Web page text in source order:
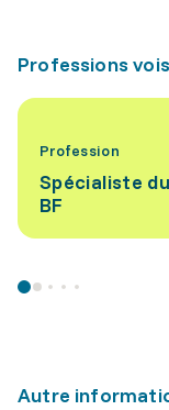
Professions
Profession
Spécialiste
BF
Autre